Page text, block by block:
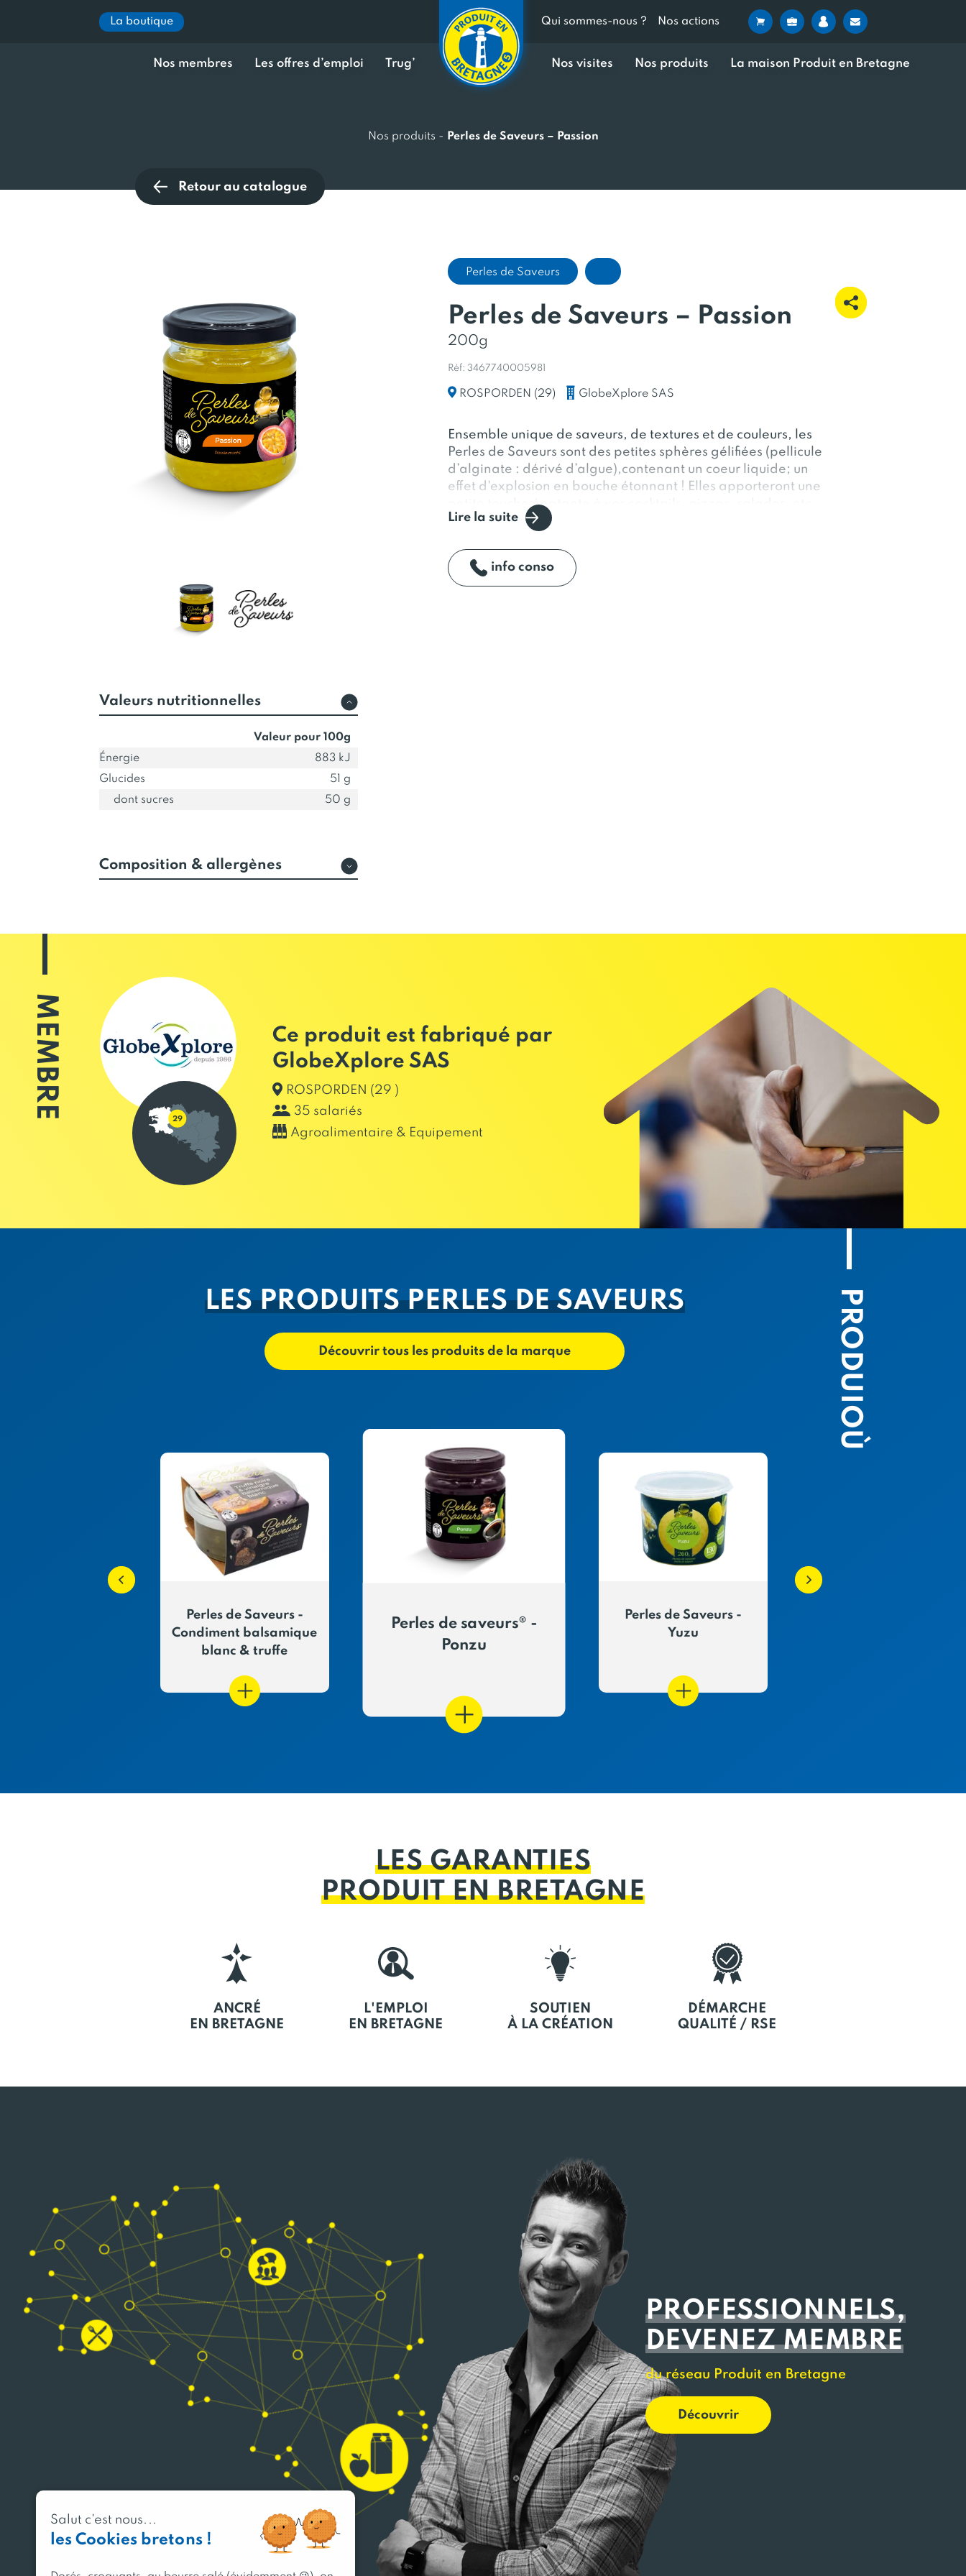
La boutique Qui sommes-nous ? Nos actions
Nos membres Les offres d’emploi Trug’ Nos visites Nos produits La maison Produit en Bretagne
Nos produits - Perles de Saveurs – Passion
Retour au catalogue
Valeurs nutritionnelles
Valeur pour 100g
Énergie
883 kJ
Glucides
51 g
dont sucres
50 g
Composition & allergènes
Perles de Saveurs
Perles de Saveurs – Passion
200g
Réf: 3467740005981
ROSPORDEN (29) GlobeXplore SAS
Ensemble unique de saveurs, de textures et de couleurs, les
Perles de Saveurs sont des petites sphères gélifiées (pellicule
d’alginate : dérivé d’algue),contenant un coeur liquide; un
effet d'explosion en bouche étonnant ! Elles apporteront une
petite touche épatante à vos cocktails, pizzas, salades, etc...
Lire la suite
info conso
MEMBRE
Ce produit est fabriqué par
GlobeXplore SAS
ROSPORDEN (29 )
35 salariés
Agroalimentaire & Equipement
PRODUIOÙ
LES PRODUITS PERLES DE SAVEURS
Découvrir tous les produits de la marque
Perles de Saveurs -
Condiment balsamique
blanc & truffe
Perles de saveurs® -
Ponzu
Perles de Saveurs -
Yuzu
LES GARANTIES
PRODUIT EN BRETAGNE
ANCRÉ
EN BRETAGNE
L'EMPLOI
EN BRETAGNE
SOUTIEN
À LA CRÉATION
DÉMARCHE
QUALITÉ / RSE
PROFESSIONNELS,
DEVENEZ MEMBRE
du réseau Produit en Bretagne
Découvrir
Salut c'est nous...
les Cookies bretons !